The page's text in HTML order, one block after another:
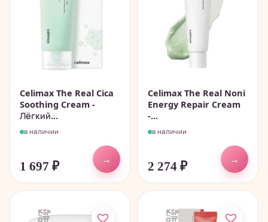
Celimax The Real Cica
Soothing Cream -
Лёгкий...
в наличии
1 697 ₽
→
Celimax The Real Noni
Energy Repair Cream
-...
в наличии
2 274 ₽
→